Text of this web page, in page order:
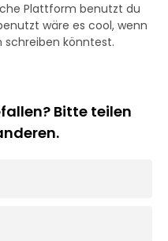
Plattform benutzt du
wäre es cool, wenn
schreiben könntest.
Bitte teilen